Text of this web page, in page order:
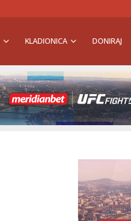
KLADIONICA DONIRAJ